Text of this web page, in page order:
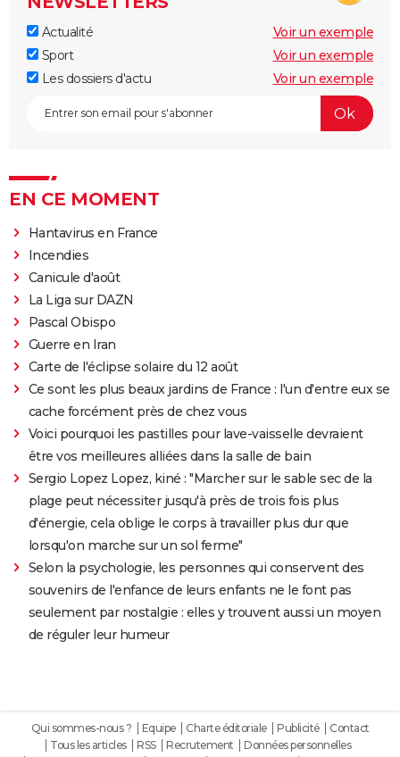
Actualité
Voir un exemple
Sport
Voir un exemple
Les dossiers d'actu
Voir un exemple
EN CE MOMENT
Hantavirus en France
Incendies
Canicule d'août
La Liga sur DAZN
Pascal Obispo
Guerre en Iran
Carte de l'éclipse solaire du 12 août
Ce sont les plus beaux jardins de France : l'un d'entre eux se
cache forcément près de chez vous
Voici pourquoi les pastilles pour lave-vaisselle devraient
être vos meilleures alliées dans la salle de bain
Sergio Lopez Lopez, kiné : "Marcher sur le sable sec de la
plage peut nécessiter jusqu'à près de trois fois plus
d'énergie, cela oblige le corps à travailler plus dur que
lorsqu'on marche sur un sol ferme"
Selon la psychologie, les personnes qui conservent des
souvenirs de l'enfance de leurs enfants ne le font pas
seulement par nostalgie : elles y trouvent aussi un moyen
de réguler leur humeur
Qui sommes-nous ? Equipe Charte éditoriale Publicité
Contact
Tous les articles
RSS Recrutement
Données personnelles